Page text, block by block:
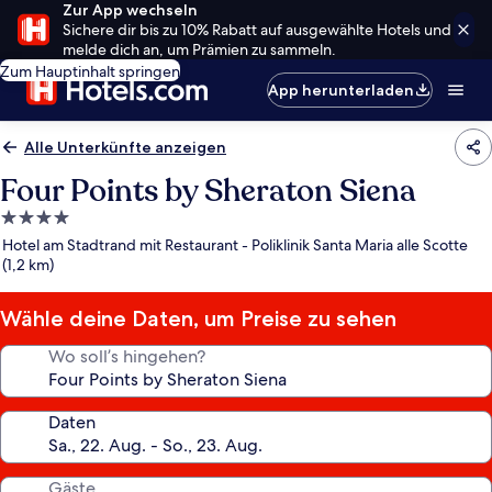
Zur App wechseln
Sichere dir bis zu 10% Rabatt auf ausgewählte Hotels und
melde dich an, um Prämien zu sammeln.
Zum Hauptinhalt springen
App herunterladen
Alle Unterkünfte anzeigen
Four Points by Sheraton Siena
4.0-
Sterne-
Unterkunft
Hotel am Stadtrand mit Restaurant - Poliklinik Santa Maria alle Scotte
(1,2 km)
Wähle deine Daten, um Preise zu sehen
Wo soll’s hingehen?
Daten